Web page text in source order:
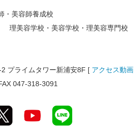
・美容師養成校
理美容学校・美容学校・理美容専門校
プライムタワー新浦安8F [ アクセス動画
047-318-3091